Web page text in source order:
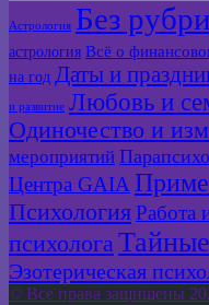
Астрология Без
астрология Всё о
на год Даты и
и развитие Любовь и
Одиночество и
мероприятий
Центра GAIA
ПсихологияРабота
психолога
Эзотерическая
© Все права защищены